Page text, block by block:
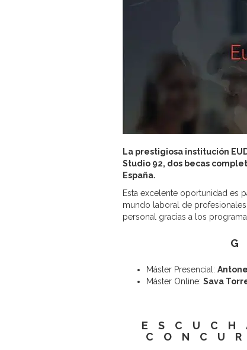
La prestigiosa institución
Studio 92, dos becas
España.
Esta excelente oportunidad es
mundo laboral de
personal gracias a los
Máster Presencial:
Máster Online: Sava